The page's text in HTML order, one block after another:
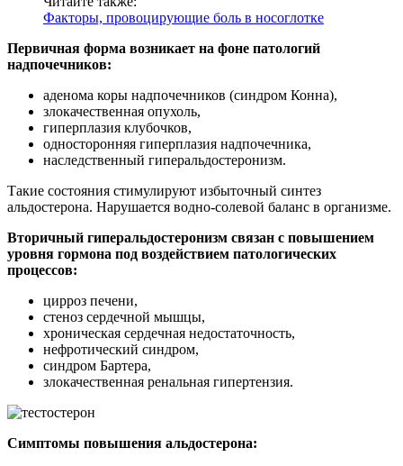
Факторы, провоцирующие боль в носоглотке
Первичная форма возникает на фоне патологий
надпочечников:
аденома коры надпочечников (синдром Конна),
злокачественная опухоль,
гиперплазия клубочков,
односторонняя гиперплазия надпочечника,
наследственный гиперальдостеронизм.
Такие состояния стимулируют избыточный синтез
альдостерона. Нарушается водно-солевой баланс в организме.
Вторичный гиперальдостеронизм связан с повышением
уровня гормона под воздействием патологических
процессов:
цирроз печени,
стеноз сердечной мышцы,
хроническая сердечная недостаточность,
нефротический синдром,
синдром Бартера,
злокачественная ренальная гипертензия.
Симптомы повышения альдостерона: